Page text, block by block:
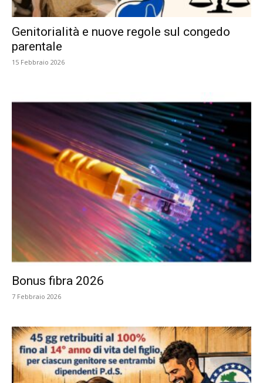
Genitorialità e nuove regole sul congedo
parentale
15 Febbraio 2026
Bonus fibra 2026
7 Febbraio 2026